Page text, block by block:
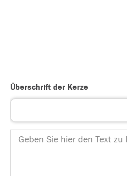
Überschrift der Kerze